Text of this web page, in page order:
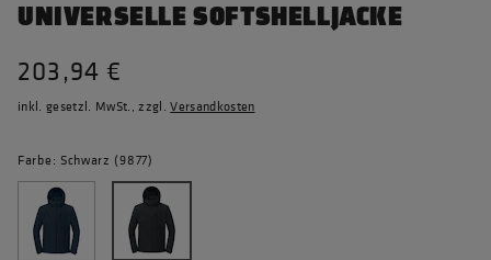
UNIVERSELLE SOFTSHELLJACKE
203,94 €
inkl. gesetzl. MwSt., zzgl.Versandkosten
Farbe: Schwarz (9877)